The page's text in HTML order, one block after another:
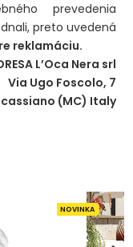
prevedenia
preto uvedená
reklamáciu.
L’Oca Nera srl
Via Ugo Foscolo, 7
(MC) Italy
NOVINKA